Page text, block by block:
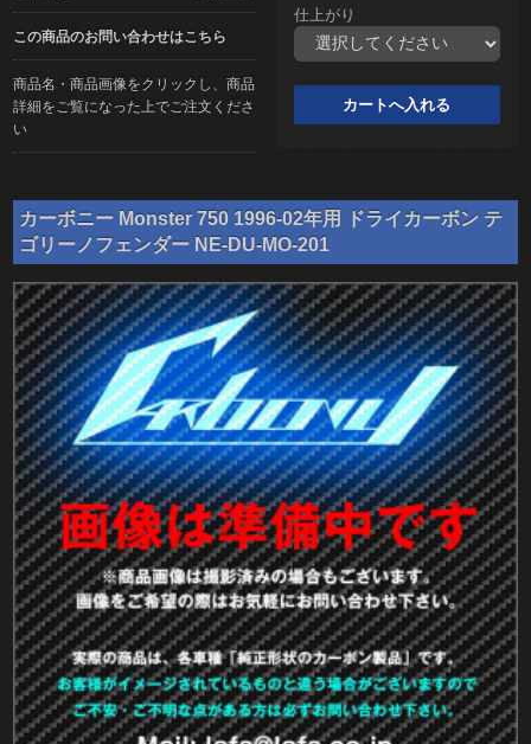
この商品のお問い合わせはこちら
商品名・商品画像をクリックし、商品
詳細をご覧になった上でご注文くださ
い
仕上がり
カーボニー Monster 750 1996-02年用 ドライカーボン テ
ゴリーノフェンダー NE-DU-MO-201